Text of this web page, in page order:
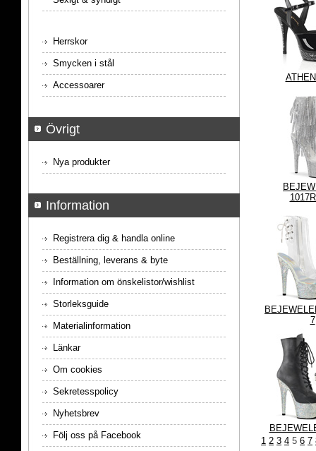
7
1 2 3 4 5 6 7
Herrskor
Smycken i stål
Accessoarer
Övrigt
Nya produkter
Information
Registrera dig & handla online
Beställning, leverans & byte
Information om önskelistor/wishlist
Storleksguide
Materialinformation
Länkar
Om cookies
Sekretesspolicy
Nyhetsbrev
Följ oss på Facebook